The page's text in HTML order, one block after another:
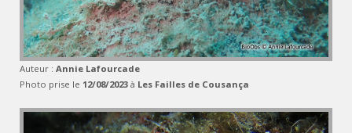
Auteur : Annie Lafourcade
Photo prise le 12/08/2023 à Les Failles de Cousança